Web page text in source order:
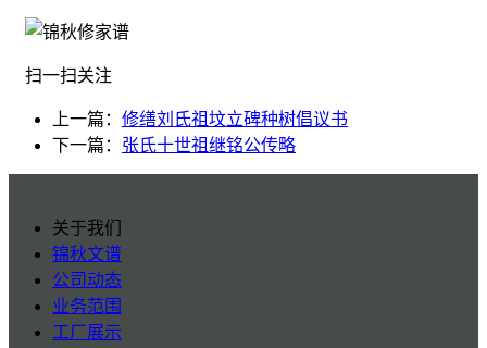
扫一扫关注
上一篇： 修缮刘氏祖坟立碑种树倡议书
下一篇： 张氏十世祖继铭公传略
关于我们
锦秋文谱
公司动态
业务范围
工厂展示